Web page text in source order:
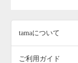
tamaについて
ご利用ガイド